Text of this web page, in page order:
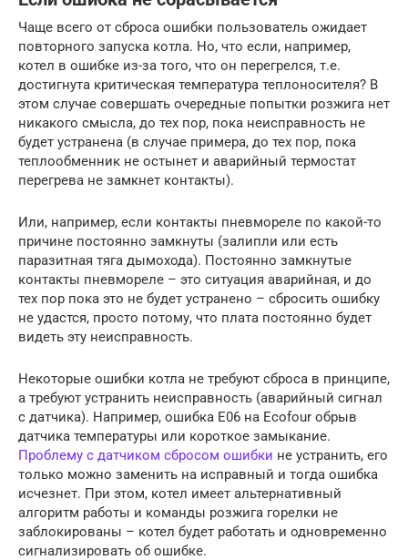
Чаще всего от сброса ошибки пользователь ожидает
повторного запуска котла. Но, что если, например,
котел в ошибке из-за того, что он перегрелся, т.е.
достигнута критическая температура теплоносителя? В
этом случае совершать очередные попытки розжига нет
никакого смысла, до тех пор, пока неисправность не
будет устранена (в случае примера, до тех пор, пока
теплообменник не остынет и аварийный термостат
перегрева не замкнет контакты).
Или, например, если контакты пневмореле по какой-то
причине постоянно замкнуты (залипли или есть
паразитная тяга дымохода). Постоянно замкнутые
контакты пневмореле – это ситуация аварийная, и до
тех пор пока это не будет устранено – сбросить ошибку
не удастся, просто потому, что плата постоянно будет
видеть эту неисправность.
Некоторые ошибки котла не требуют сброса в принципе,
а требуют устранить неисправность (аварийный сигнал
с датчика). Например, ошибка Е06 на Ecofour обрыв
датчика температуры или короткое замыкание.
Проблему с датчиком сбросом ошибки не устранить, его
только можно заменить на исправный и тогда ошибка
исчезнет. При этом, котел имеет альтернативный
алгоритм работы и команды розжига горелки не
заблокированы – котел будет работать и одновременно
сигнализировать об ошибке.